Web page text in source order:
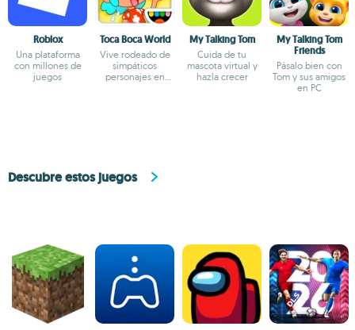
Roblox
Una plataforma
con millones de
juegos
Toca Boca World
Vive rodeado de
simpáticos
personajes en
My Talking Tom
Cuida de tu
mascota virtual y
hazla crecer
My Talking Tom
Friends
Pásalo bien con
Tom y sus amigos
en PC
Descubre estos juegos